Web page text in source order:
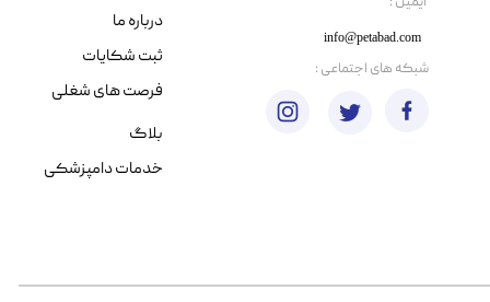
info@petabad.com
درباره ما
ثبت شکایات
فرصت های شغلی
​شبکه های اجتماعی :
بلاگ
خدمات دامپزشکی